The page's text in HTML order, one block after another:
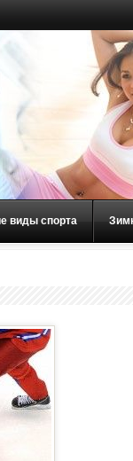
виды спорта